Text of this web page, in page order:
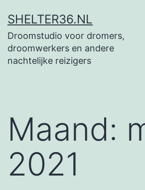
naar
de
inhoud
SHELTER36.NL
Droomstudio voor dromers,
droomwerkers en andere
nachtelijke reizigers
Maand:
2021